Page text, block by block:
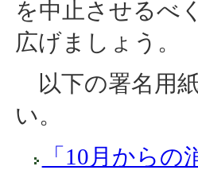
を中止させるべ
広げましょう。
以下の署名用
い。
「10月から